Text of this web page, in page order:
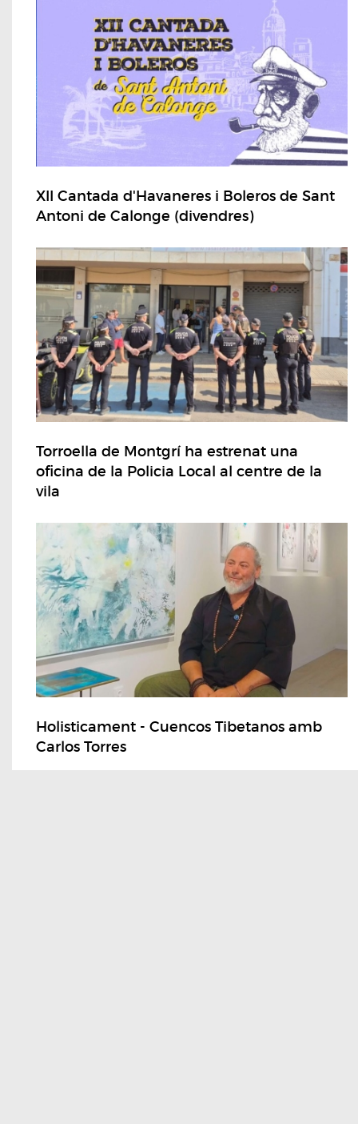
XII Cantada d'Havaneres i Boleros de Sant
Antoni de Calonge (divendres)
Torroella de Montgrí ha estrenat una
oficina de la Policia Local al centre de la
vila
Holisticament - Cuencos Tibetanos amb
Carlos Torres